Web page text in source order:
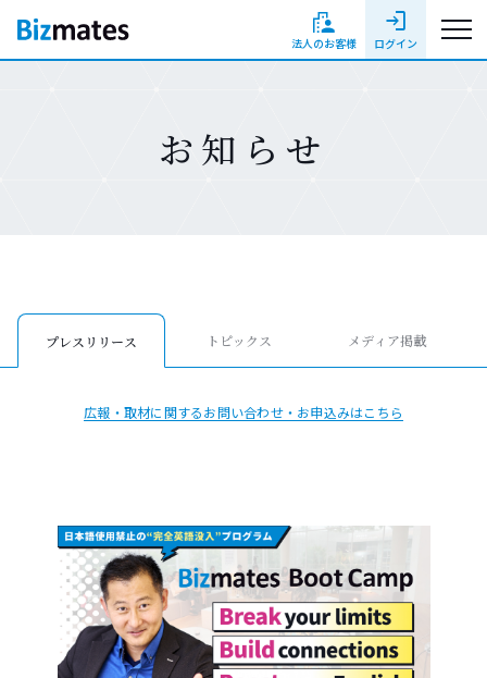
法人のお客様 ログイン
login
お知らせ
プレスリリース トピックス メディア掲載
広報・取材に関するお問い合わせ・お申込みはこちら